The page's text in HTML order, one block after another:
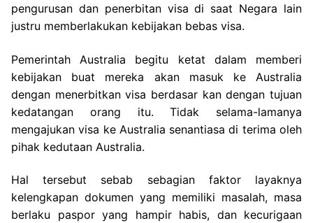
pengurusan dan penerbitan visa di saat Negara lain
justru memberlakukan kebijakan bebas visa.
Pemerintah Australia begitu ketat dalam memberi
kebijakan buat mereka akan masuk ke Australia
dengan menerbitkan visa berdasar kan dengan tujuan
kedatangan orang itu. Tidak selama-lamanya
mengajukan visa ke Australia senantiasa di terima oleh
pihak kedutaan Australia.
Hal tersebut sebab sebagian faktor layaknya
kelengkapan dokumen yang memiliki masalah, masa
berlaku paspor yang hampir habis, dan kecurigaan